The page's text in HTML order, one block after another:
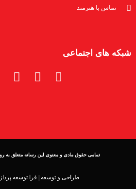
تماس با هنرمند
شبکه های اجتماعی
تمامی حقوق مادی و معنوی این رسانه متعلق به
طراحی و توسعه | فرا توسعه